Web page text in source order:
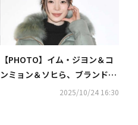
【PHOTO】イム・ジヨン＆コ
ンミョン＆ソヒら、ブランド
「Herno」のイベントに出席
2025/10/24 16:30